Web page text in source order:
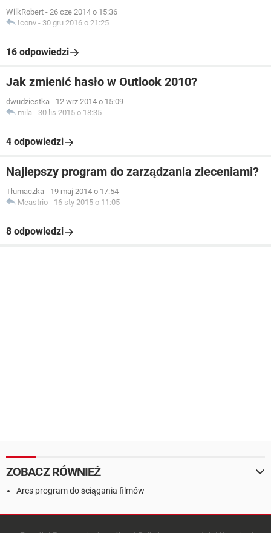
WilkRobert - 26 cze 2014 o 15:36
Iconv - 30 gru 2016 o 21:25
16 odpowiedzi
Jak zmienić hasło w Outlook 2010?
dwudziestka - 12 wrz 2014 o 15:09
mila - 30 lis 2015 o 18:35
4 odpowiedzi
Najlepszy program do zarządzania zleceniami?
Tłumaczka - 19 maj 2014 o 17:54
Meastrio - 16 sty 2015 o 11:05
8 odpowiedzi
ZOBACZ RÓWNIEŻ
Ares program do ściągania filmów